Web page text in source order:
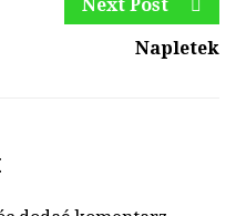
Next Post
Napletek